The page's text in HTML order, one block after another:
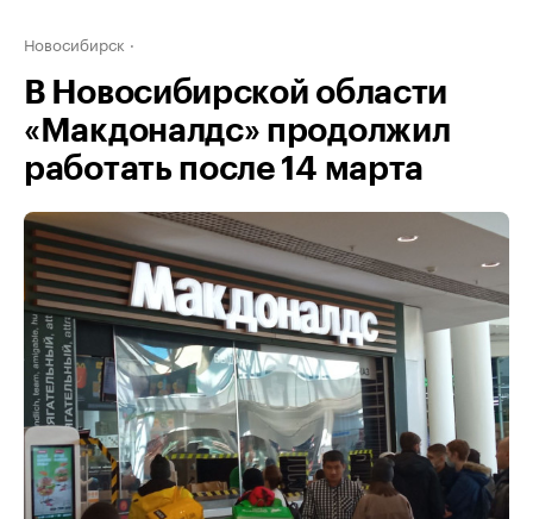
Новосибирск
В Новосибирской области
«Макдоналдс» продолжил
работать после 14 марта